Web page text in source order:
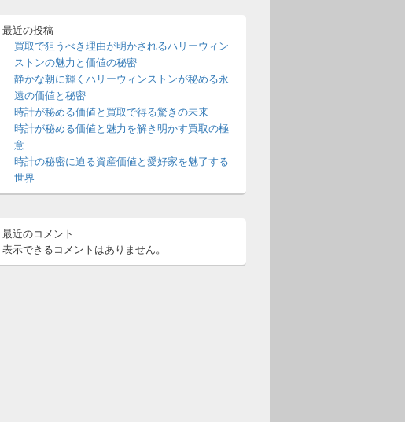
ー最近の投稿
買取で狙うべき理由が明かされるハリーウィン
ストンの魅力と価値の秘密
静かな朝に輝くハリーウィンストンが秘める永
遠の価値と秘密
時計が秘める価値と買取で得る驚きの未来
時計が秘める価値と魅力を解き明かす買取の極
意
時計の秘密に迫る資産価値と愛好家を魅了する
世界
最近のコメント
表示できるコメントはありません。